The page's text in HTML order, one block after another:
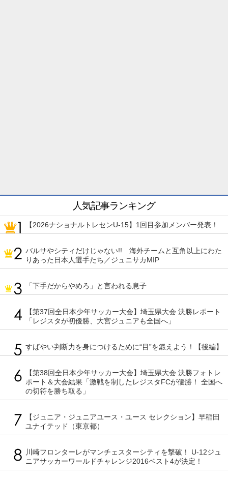
人気記事ランキング
【2026ナショナルトレセンU-15】1回目参加メンバー発表！
バルサやシティだけじゃない!! 海外チームと互角以上にわた
りあった日本人選手たち／ジュニサカMIP
「下手だからやめろ」と言われる息子
【第37回全日本少年サッカー大会】埼玉県大会 決勝レポート
「レジスタが初優勝、大宮ジュニアも全国へ」
すばやい判断力を身につけるために“目”を鍛えよう！【後編】
【第38回全日本少年サッカー大会】埼玉県大会 決勝フォトレ
ポート＆大会結果「激戦を制したレジスタFCが優勝！ 全国へ
の切符を勝ち取る」
【ジュニア・ジュニアユース・ユース セレクション】早稲田
ユナイテッド（東京都）
川崎フロンターレがマンチェスターシティを撃破！ U-12ジュ
ニアサッカーワールドチャレンジ2016ベスト4が決定！